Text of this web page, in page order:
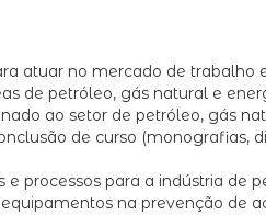
atuar no mercado de
de petróleo, gás natural e
ao setor de petróleo, gás
de curso (monografias,
processos para a indústria de
na prevenção de